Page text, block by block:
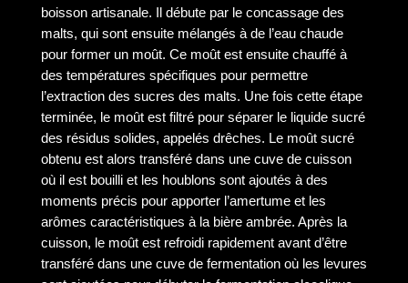
boisson artisanale. Il débute par le concassage des
malts, qui sont ensuite mélangés à de l’eau chaude
pour former un moût. Ce moût est ensuite chauffé à
des températures spécifiques pour permettre
l’extraction des sucres des malts. Une fois cette étape
terminée, le moût est filtré pour séparer le liquide sucré
des résidus solides, appelés drêches. Le moût sucré
obtenu est alors transféré dans une cuve de cuisson
où il est bouilli et les houblons sont ajoutés à des
moments précis pour apporter l’amertume et les
arômes caractéristiques à la bière ambrée. Après la
cuisson, le moût est refroidi rapidement avant d’être
transféré dans une cuve de fermentation où les levures